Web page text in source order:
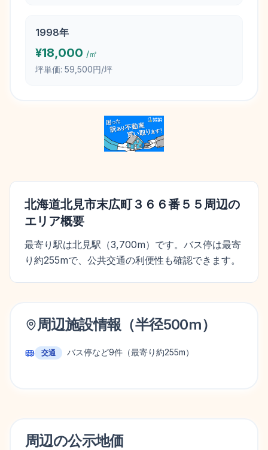
1998年
¥18,000 /㎡
坪単価: 59,500円/坪
北海道北見市末広町３６６番５５ 周辺の
エリア概要
最寄り駅は北見駅（3,700m）です。バス停は最寄
り約255mで、公共交通の利便性も確認できます。
周辺施設情報（半径500m）
交通 バス停など9件 （最寄り約255m）
周辺の公示地価